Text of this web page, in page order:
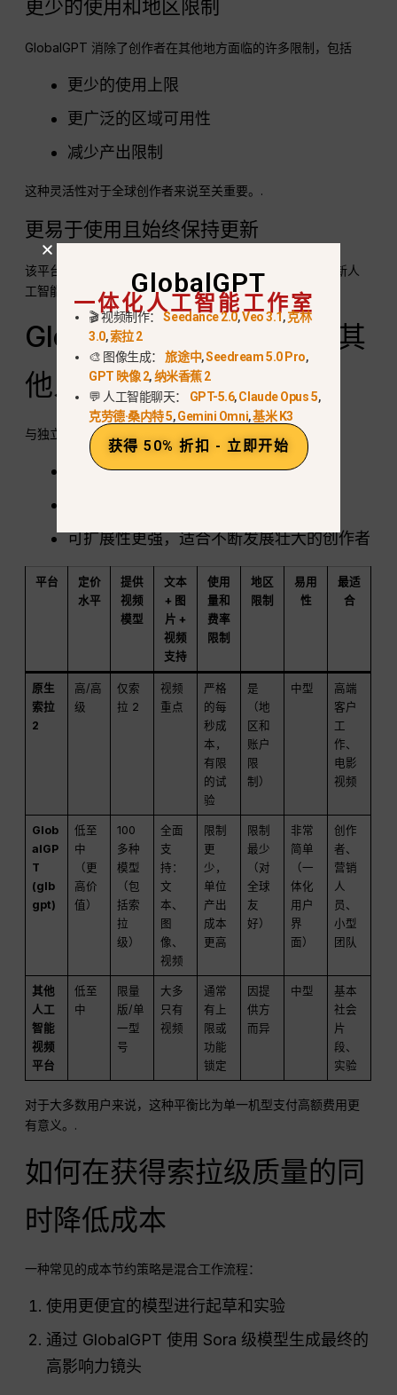
更少的使用和地区限制
GlobalGPT 消除了创作者在其他地方面临的许多限制，包括
更少的使用上限
更广泛的区域可用性
减少产出限制
这种灵活性对于全球创作者来说至关重要。.
更易于使用且始终保持更新
该平台专为速度和简便性而打造，可快速入职，并可在最新人
工智能模型推出后立即访问，无需升级。.
GlobalGPT vs Sora 2 和其
他人工智能视频平台
与独立的 Sora 2 访问相比，GlobalGPT 可提供
降低总体成本
可扩展性更强，适合不断发展壮大的创作者
平台
定价
水平
提供
视频
模型
文本
+ 图
片 +
视频
支持
使用
量和
费率
限制
地区
限制
易用
性
最适
合
原生
索拉
2
高/高
级
仅索
拉 2
视频
重点
严格
的每
秒成
本，
有限
的试
验
是
（地
区和
账户
限
制）
中型
高端
客户
工
作、
电影
视频
Glob
alGP
T
(glb
gpt)
低至
中
（更
高价
值）
100
多种
模型
（包
括索
拉
级）
全面
支
持：
文
本、
图
像、
视频
限制
更
少，
单位
产出
成本
更高
限制
最少
（对
全球
友
好）
非常
简单
（一
体化
用户
界
面）
创作
者、
营销
人
员、
小型
团队
其他
人工
智能
视频
平台
低至
中
限量
版/单
一型
号
大多
只有
视频
通常
有上
限或
功能
锁定
因提
供方
而异
中型
基本
社会
片
段、
实验
对于大多数用户来说，这种平衡比为单一机型支付高额费用更
有意义。.
如何在获得索拉级质量的同
时降低成本
一种常见的成本节约策略是混合工作流程：
使用更便宜的模型进行起草和实验
通过 GlobalGPT 使用 Sora 级模型生成最终的
高影响力镜头
GlobalGPT
一体化人工智能工作室
🎬 视频制作：Seedance 2.0,Veo 3.1,克林
3.0,索拉 2
🎨 图像生成：旅途中,Seedream 5.0 Pro,
GPT 映像 2,纳米香蕉 2
💬 人工智能聊天： GPT-5.6,Claude Opus 5,
克劳德·桑内特 5,Gemini Omni,基米 K3
获得 50% 折扣 - 立即开始